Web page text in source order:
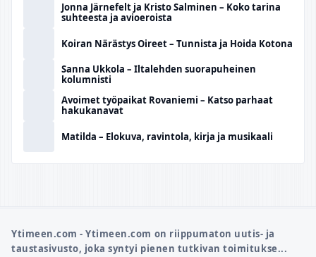
Jonna Järnefelt ja Kristo Salminen – Koko tarina
suhteesta ja avioeroista
Koiran Närästys Oireet – Tunnista ja Hoida Kotona
Sanna Ukkola – Iltalehden suorapuheinen
kolumnisti
Avoimet työpaikat Rovaniemi – Katso parhaat
hakukanavat
Matilda – Elokuva, ravintola, kirja ja musikaali
Ytimeen.com - Ytimeen.com on riippumaton uutis- ja
taustasivusto, joka syntyi pienen tutkivan toimitukse...